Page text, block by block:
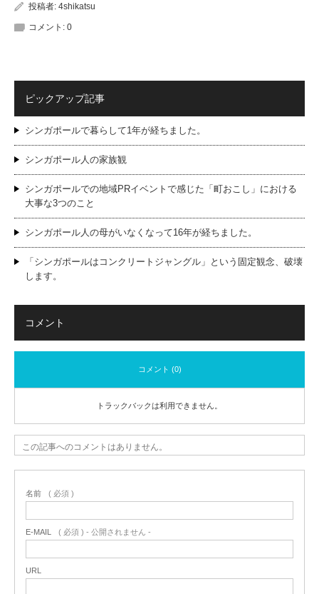
投稿者: 4shikatsu
コメント: 0
ピックアップ記事
シンガポールで暮らして1年が経ちました。
シンガポール人の家族観
シンガポールでの地域PRイベントで感じた「町おこし」における
大事な3つのこと
シンガポール人の母がいなくなって16年が経ちました。
「シンガポールはコンクリートジャングル」という固定観念、破壊
します。
コメント
コメント (0)
トラックバックは利用できません。
この記事へのコメントはありません。
名前 ( 必須 )
E-MAIL ( 必須 ) - 公開されません -
URL